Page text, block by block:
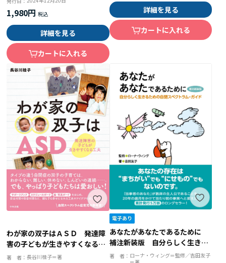
1,980円
詳細を見る
カートに入れる
詳細を見る
カートに入れる
わが家の双子はＡＳＤ 発達障
害の子どもが生きやすくなる工
夫
著 者：長谷川桂子＝著
あなたがあなたであるために
補注新装版 自分らしく生きる
ための自閉スペクトラム・ガイ
著 者： ローナ・ウィング＝監修／吉田友子